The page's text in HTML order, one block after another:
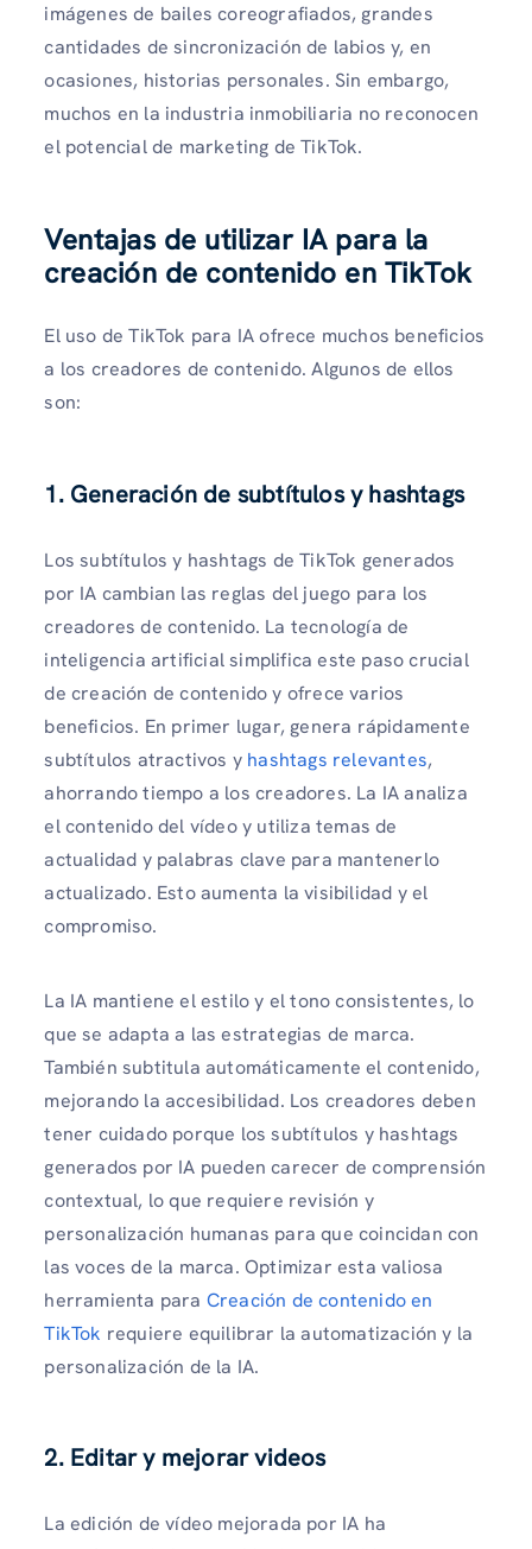
imágenes de bailes coreografiados, grandes
cantidades de sincronización de labios y, en
ocasiones, historias personales. Sin embargo,
muchos en la industria inmobiliaria no reconocen
el potencial de marketing de TikTok.
Ventajas de utilizar IA para la
creación de contenido en TikTok
El uso de TikTok para IA ofrece muchos beneficios
a los creadores de contenido. Algunos de ellos
son:
1. Generación de subtítulos y hashtags
Los subtítulos y hashtags de TikTok generados
por IA cambian las reglas del juego para los
creadores de contenido. La tecnología de
inteligencia artificial simplifica este paso crucial
de creación de contenido y ofrece varios
beneficios. En primer lugar, genera rápidamente
subtítulos atractivos y hashtags relevantes,
ahorrando tiempo a los creadores. La IA analiza
el contenido del vídeo y utiliza temas de
actualidad y palabras clave para mantenerlo
actualizado. Esto aumenta la visibilidad y el
compromiso.
La IA mantiene el estilo y el tono consistentes, lo
que se adapta a las estrategias de marca.
También subtitula automáticamente el contenido,
mejorando la accesibilidad. Los creadores deben
tener cuidado porque los subtítulos y hashtags
generados por IA pueden carecer de comprensión
contextual, lo que requiere revisión y
personalización humanas para que coincidan con
las voces de la marca. Optimizar esta valiosa
herramienta para Creación de contenido en
TikTok requiere equilibrar la automatización y la
personalización de la IA.
2. Editar y mejorar videos
La edición de vídeo mejorada por IA ha